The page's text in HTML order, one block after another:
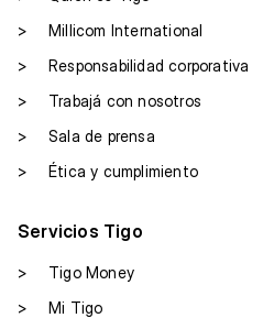
billetera únicamente para
Billetera Tigo Money. Se
giros, ni envíos, ni cargas,
>
Millicom International
>
Responsabilidad corporativa
>
Trabajá con nosotros
>
Sala de prensa
>
Ética y cumplimiento
Servicios Tigo
>
Tigo Money
>
Mi Tigo